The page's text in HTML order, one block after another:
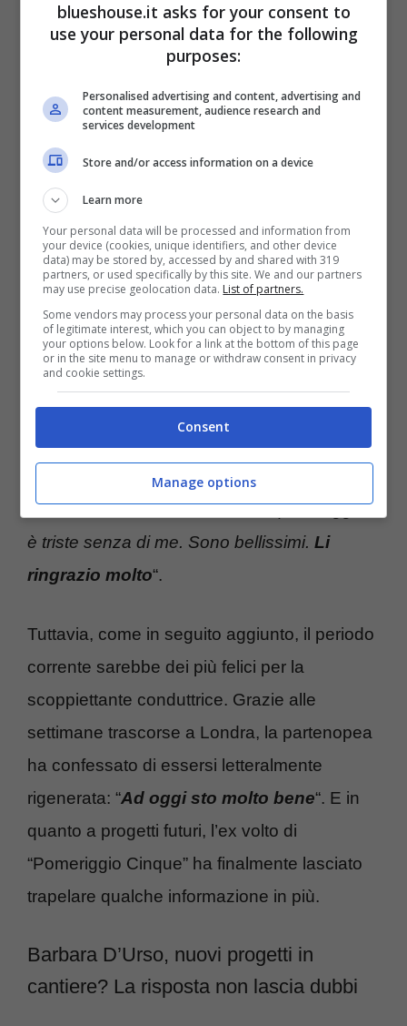
Così come Barbara D’Urso manca ai suoi
affezionati telespettatori, anche quest’ultimi
hanno un posto speciale nel cuore della
conduttrice. Ad ammetterlo è stata l’ex
padrona di casa di “Pomeriggio Cinque”
all’interno di un’
Corriere della Sera .
Quando la giornalista ha domandato alla
presentatrice se provasse nostalgia verso il
suo format, la partenopea non avrebbe
potuto rispondere in altri termini.
Cammino per strada ele persone mi
dicono che manco loro– ha raccontato la
D’Urso -.Mi dicono anche che il pomeriggio
è triste senza di me. Sono bellissimi. Li
ringrazio molto“.
Tuttavia, come in seguito aggiunto, il periodo
corrente sarebbe dei più felici per la
scoppiettante conduttrice. Grazie alle
settimane trascorse a Londra, la partenopea
ha confessato di essersi letteralmente
rigenerata: “Ad oggi sto molto bene“. E in
quanto a progetti futuri, l’ex volto di
“Pomeriggio Cinque” ha finalmente lasciato
trapelare qualche informazione in più.
Barbara D’Urso, nuovi progetti in
cantiere? La risposta non lascia dubbi
blueshouse.it asks for your consent to
use your personal data for the following
purposes:
Personalised advertising and content, advertising and
content measurement, audience research and
services development
Store and/or access information on a device
Learn more
Your personal data will be processed and information from
your device (cookies, unique identifiers, and other device
data) may be stored by, accessed by and shared with 319
partners, or used specifically by this site. We and our partners
may use precise geolocation data. List of partners.
Some vendors may process your personal data on the basis
of legitimate interest, which you can object to by managing
your options below. Look for a link at the bottom of this page
or in the site menu to manage or withdraw consent in privacy
and cookie settings.
Consent
Manage options